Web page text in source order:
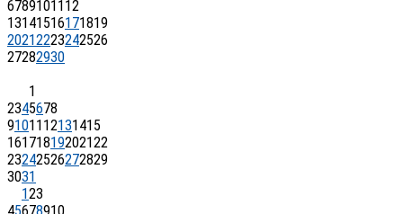
67891011 12
13141516171819
20212223242526
27282930
1
2345678
91011 12131415
16171819202122
23242526272829
3031
123